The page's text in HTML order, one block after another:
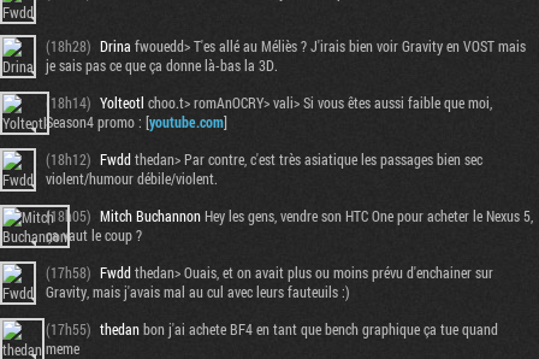
(18h28) Drina fwouedd> T'es allé au Méliès ? J'irais bien voir Gravity en VOST mais
je sais pas ce que ça donne là-bas la 3D.
(18h14) Yolteotl choo.t> romAnOCRY> vali> Si vous êtes aussi faible que moi,
Season4 promo : [youtube.com]
(18h12) Fwddthedan> Par contre, c'est très asiatique les passages bien sec
violent/humour débile/violent.
(18h05) Mitch BuchannonHey les gens, vendre son HTC One pour acheter le Nexus 5,
ça vaut le coup ?
(17h58) Fwddthedan> Ouais, et on avait plus ou moins prévu d'enchainer sur
Gravity, mais j'avais mal au cul avec leurs fauteuils :)
(17h55) thedanbon j'ai achete BF4 en tant que bench graphique ça tue quand
meme